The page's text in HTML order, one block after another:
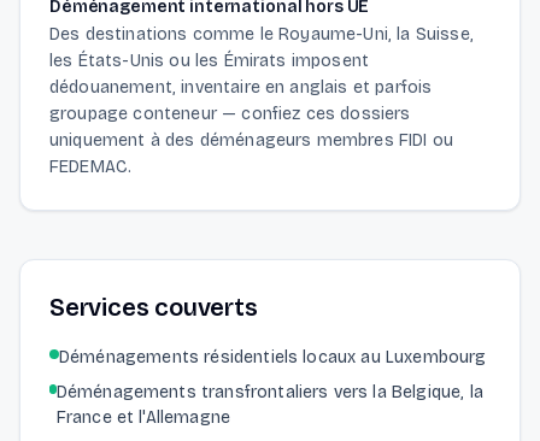
Déménagement international hors UE
Des destinations comme le Royaume-Uni, la Suisse,
les États-Unis ou les Émirats imposent
dédouanement, inventaire en anglais et parfois
groupage conteneur — confiez ces dossiers
uniquement à des déménageurs membres FIDI ou
FEDEMAC.
Services couverts
Déménagements résidentiels locaux au Luxembourg
Déménagements transfrontaliers vers la Belgique, la
France et l'Allemagne